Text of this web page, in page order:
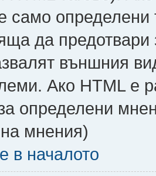
само определени
да предотвари
външния
Ако HTML е
определени
мнения)
в началото